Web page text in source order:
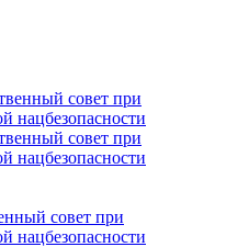
совет при
нацбезопасности